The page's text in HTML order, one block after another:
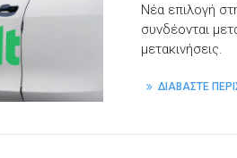
Νέα επιλογή
συνδέονται
μετακινήσεις.
ΔΙΑΒΑΣΤΕ